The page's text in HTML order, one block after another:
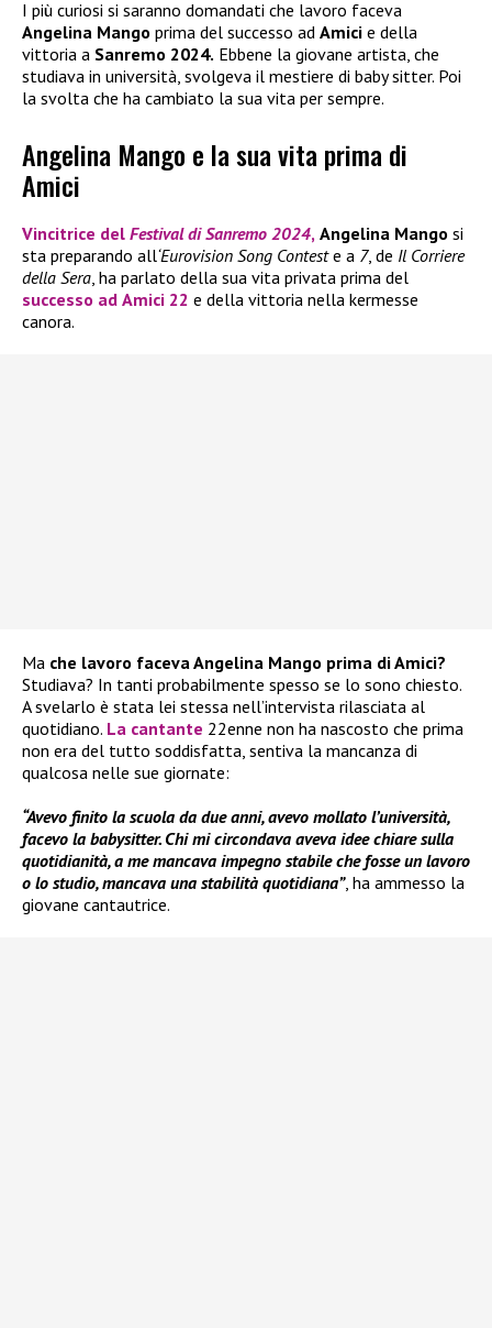
I più curiosi si saranno domandati che lavoro faceva
Angelina Mango prima del successo ad Amici e della
vittoria a Sanremo 2024. Ebbene la giovane artista, che
studiava in università, svolgeva il mestiere di baby sitter. Poi
la svolta che ha cambiato la sua vita per sempre.
Angelina Mango e la sua vita prima di
Amici
Vincitrice del Festival di Sanremo 2024, Angelina Mango si
sta preparando all‘Eurovision Song Conteste a 7, de Il Corriere
della Sera , ha parlato della sua vita privata prima del
successo ad Amici 22 e della vittoria nella kermesse
canora.
Ma che lavoro faceva Angelina Mango prima di Amici?
Studiava? In tanti probabilmente spesso se lo sono chiesto.
A svelarlo è stata lei stessa nell’intervista rilasciata al
quotidiano. La cantante 22enne non ha nascosto che prima
non era del tutto soddisfatta, sentiva la mancanza di
qualcosa nelle sue giornate:
“Avevo finito la scuola da due anni, avevo mollato l’università,
facevo la babysitter. Chi mi circondava aveva idee chiare sulla
quotidianità, a me mancava impegno stabile che fosse un lavoro
o lo studio, mancava una stabilità quotidiana”, ha ammesso la
giovane cantautrice.